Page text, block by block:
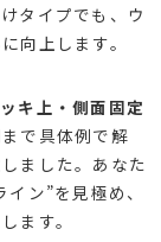
タイプでも、ウ
向上します。
キ上・側面固定
まで具体例で解
ました。あなた
ン”を見極め、
ます。